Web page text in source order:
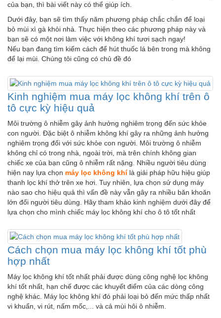
của bạn, thì bài viết này có thể giúp ích.
Dưới đây, bạn sẽ tìm thấy năm phương pháp chắc chắn để loại
bỏ mùi xì gà khỏi nhà. Thực hiện theo các phương pháp này và
bạn sẽ có một nơi làm việc với không khí tươi sạch ngay!
Nếu bạn đang tìm kiếm cách để hút thuốc lá bên trong mà không
để lại mùi. Chúng tôi cũng có chủ đề đó
Kinh nghiệm mua máy lọc không khí trên ô
tô cực kỳ hiệu quả
Môi trường ô nhiễm gây ảnh hưởng nghiêm trọng đến sức khỏe
con người. Đặc biệt ô nhiễm không khí gây ra những ảnh hưởng
nghiêm trọng đối với sức khỏe con người. Môi trường ô nhiễm
không chỉ có trong nhà, ngoài trời, mà trên chính không gian
chiếc xe của bạn cũng ô nhiễm rất nặng. Nhiều người tiêu dùng
hiện nay lựa chọn máy lọc không khílà giải pháp hữu hiệu giúp
thanh lọc khí thở trên xe hơi. Tuy nhiên, lựa chọn sử dụng máy
nào sao cho hiệu quả thì vấn đề này vẫn gây ra nhiều băn khoăn
lớn đối người tiêu dùng. Hãy tham khảo kinh nghiệm dưới đây để
lựa chọn cho mình chiếc máy lọc không khí cho ô tô tốt nhất
Cách chọn mua máy lọc không khí tốt phù
hợp nhất
Máy lọc không khí tốt nhất phải được dùng công nghệ lọc không
khí tốt nhất, hạn chế được các khuyết điểm của các dòng công
nghệ khác. Máy lọc không khí đó phải loại bỏ đến mức thấp nhất
vi khuẩn, vi rút, nấm mốc,... và cả mùi hôi ô nhiễm.